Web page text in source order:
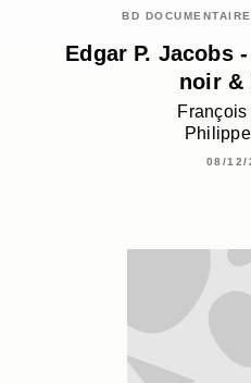
BD
Edgar P. Jacobs
noir &
08/12/